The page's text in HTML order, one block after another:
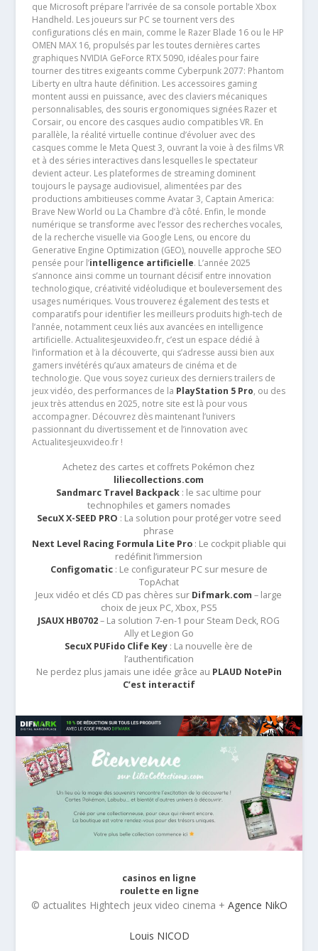
que Microsoft prépare l’arrivée de sa console portable Xbox
Handheld. Les joueurs sur PC se tournent vers des
configurations clés en main, comme le Razer Blade 16 ou le HP
OMEN MAX 16, propulsés par les toutes dernières cartes
graphiques NVIDIA GeForce RTX 5090, idéales pour faire
tourner des titres exigeants comme Cyberpunk 2077: Phantom
Liberty en ultra haute définition. Les accessoires gaming
montent aussi en puissance, avec des claviers mécaniques
personnalisables, des souris ergonomiques signées Razer et
Corsair, ou encore des casques audio compatibles VR. En
parallèle, la réalité virtuelle continue d’évoluer avec des
casques comme le Meta Quest 3, ouvrant la voie à des films VR
et à des séries interactives dans lesquelles le spectateur
devient acteur. Les plateformes de streaming dominent
toujours le paysage audiovisuel, alimentées par des
productions ambitieuses comme Avatar 3, Captain America:
Brave New World ou La Chambre d’à côté. Enfin, le monde
numérique se transforme avec l’essor des recherches vocales,
de la recherche visuelle via Google Lens, ou encore du
Generative Engine Optimization (GEO), nouvelle approche SEO
pensée pour l’intelligence artificielle. L’année 2025
s’annonce ainsi comme un tournant décisif entre innovation
technologique, créativité vidéoludique et bouleversement des
usages numériques. Vous trouverez également des tests et
comparatifs pour identifier les meilleurs produits high-tech de
l’année, notamment ceux liés aux avancées en intelligence
artificielle. Actualitesjeuxvideo.fr, c’est un espace dédié à
l’information et à la découverte, qui s’adresse aussi bien aux
gamers invétérés qu’aux amateurs de cinéma et de
technologie. Que vous soyez curieux des derniers trailers de
jeux vidéo, des performances de la PlayStation 5 Pro, ou des
jeux très attendus en 2025, notre site est là pour vous
accompagner. Découvrez dès maintenant l’univers
passionnant du divertissement et de l’innovation avec
Actualitesjeuxvideo.fr !
Achetez des cartes et coffrets Pokémon chez
liliecollections.com
Sandmarc Travel Backpack : le sac ultime pour
technophiles et gamers nomades
SecuX X-SEED PRO : La solution pour protéger votre seed
phrase
Next Level Racing Formula Lite Pro: Le cockpit pliable qui
redéfinit l’immersion
Configomatic: Le configurateur PC sur mesure de
TopAchat
Jeux vidéo et clés CD pas chères sur Difmark.com – large
choix de jeux PC, Xbox, PS5
JSAUX HB0702– La solution 7-en-1 pour Steam Deck, ROG
Ally et Legion Go
SecuX PUFido Clife Key : La nouvelle ère de
l’authentification
Ne perdez plus jamais une idée grâce au PLAUD NotePin
C’est interactif
casinos en ligne
roulette en ligne
© actualites Hightech jeux video cinema + Agence NikO
Louis NICOD